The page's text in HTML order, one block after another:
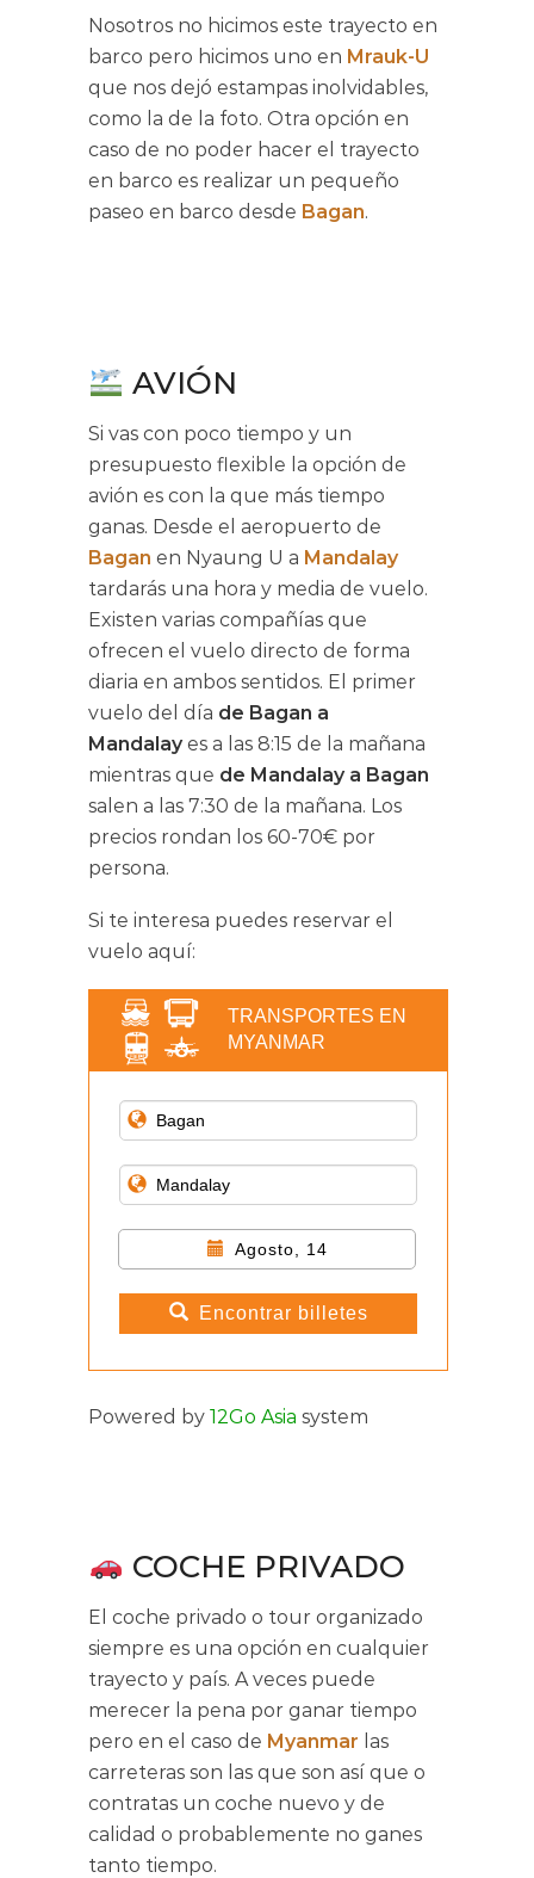
Nosotros no hicimos este trayecto en
barco pero hicimos uno en Mrauk-U
que nos dejó estampas inolvidables,
como la de la foto. Otra opción en
caso de no poder hacer el trayecto
en barco es realizar un pequeño
paseo en barco desde Bagan.
AVIÓN
Si vas con poco tiempo y un
presupuesto flexible la opción de
avión es con la que más tiempo
ganas. Desde el aeropuerto de
Bagan en Nyaung U a Mandalay
tardarás una hora y media de vuelo.
Existen varias compañías que
ofrecen el vuelo directo de forma
diaria en ambos sentidos. El primer
vuelo del día de Bagan a
Mandalayes a las 8:15 de la mañana
mientras que de Mandalay a Bagan
salen a las 7:30 de la mañana. Los
precios rondan los 60-70€ por
persona.
Si te interesa puedes reservar el
vuelo aquí:
TRANSPORTES EN
MYANMAR
Agosto, 14
Encontrar billetes
Powered by 12Go Asia system
COCHE PRIVADO
El coche privado o tour organizado
siempre es una opción en cualquier
trayecto y país. A veces puede
merecer la pena por ganar tiempo
pero en el caso de Myanmar las
carreteras son las que son así que o
contratas un coche nuevo y de
calidad o probablemente no ganes
tanto tiempo.